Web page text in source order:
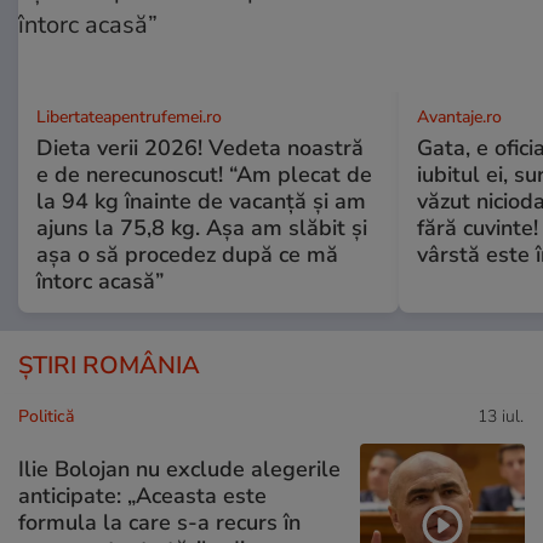
Libertateapentrufemei.ro
Dieta verii 2026! Vedeta noastră
e de nerecunoscut! “Am plecat de
la 94 kg înainte de vacanță și am
ajuns la 75,8 kg. Așa am slăbit și
așa o să procedez după ce mă
întorc acasă”
Avantaje.ro
Gata, e
iubitul ei,
văzut
fără
vârstă este
ȘTIRI ROMÂNIA
Politică 13 iul.
Ilie Bolojan nu exclude alegerile
anticipate: „Aceasta este
formula la care s-a recurs în